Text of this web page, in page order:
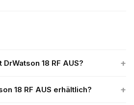
18 RF AUS? +
18 RF AUS erhältlich? +